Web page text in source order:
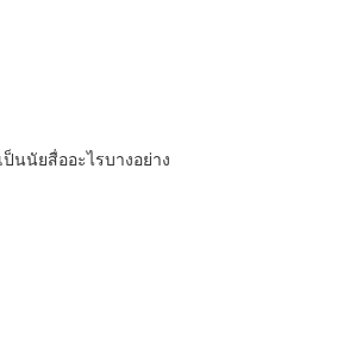
นนัยสื่ออะไรบางอย่าง